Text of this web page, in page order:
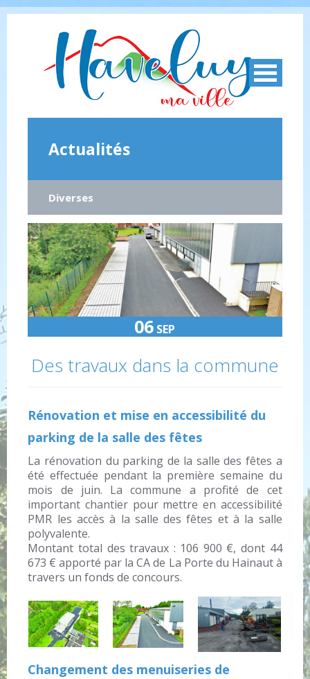
Actualités
Diverses
06 SEP
Des travaux dans la commune
Rénovation et mise en accessibilité du
parking de la salle des fêtes
La rénovation du parking de la salle des fêtes a
été effectuée pendant la première semaine du
mois de juin. La commune a profité de cet
important chantier pour mettre en accessibilité
PMR les accès à la salle des fêtes et à la salle
polyvalente.
Montant total des travaux : 106 900 €, dont 44
673 € apporté par la CA de La Porte du Hainaut à
travers un fonds de concours.
Changement des menuiseries de